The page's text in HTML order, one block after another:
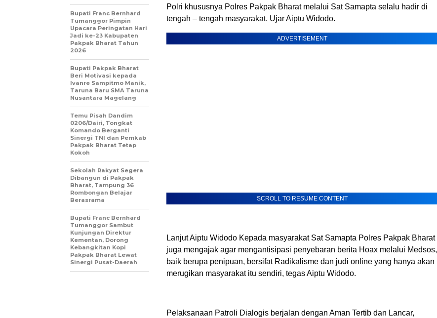
Polri khususnya Polres Pakpak Bharat melalui Sat Samapta selalu hadir di
tengah – tengah masyarakat. Ujar Aiptu Widodo.
ADVERTISEMENT
SCROLL TO RESUME CONTENT
Lanjut Aiptu Widodo Kepada masyarakat Sat Samapta Polres Pakpak Bharat
juga mengajak agar mengantisipasi penyebaran berita Hoax melalui Medsos,
baik berupa penipuan, bersifat Radikalisme dan judi online yang hanya akan
merugikan masyarakat itu sendiri, tegas Aiptu Widodo.
Pelaksanaan Patroli Dialogis berjalan dengan Aman Tertib dan Lancar,
Bupati Franc Bernhard
Tumanggor Pimpin
Upacara Peringatan Hari
Jadi ke-23 Kabupaten
Pakpak Bharat Tahun
2026
Bupati Pakpak Bharat
Beri Motivasi kepada
Ivanre Sampitmo Manik,
Taruna Baru SMA Taruna
Nusantara Magelang
Temu Pisah Dandim
0206/Dairi, Tongkat
Komando Berganti
Sinergi TNI dan Pemkab
Pakpak Bharat Tetap
Kokoh
Sekolah Rakyat Segera
Dibangun di Pakpak
Bharat, Tampung 36
Rombongan Belajar
Berasrama
Bupati Franc Bernhard
Tumanggor Sambut
Kunjungan Direktur
Kementan, Dorong
Kebangkitan Kopi
Pakpak Bharat Lewat
Sinergi Pusat-Daerah